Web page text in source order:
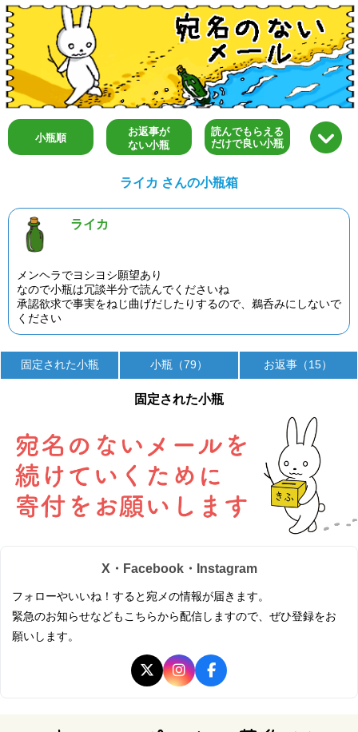
小瓶順
お返事が
ない小瓶
読んでもらえる
だけで良い小瓶
ライカ さんの小瓶箱
ライカ
メンヘラでヨシヨシ願望あり
なので小瓶は冗談半分で読んでくださいね
承認欲求で事実をねじ曲げだしたりするので、鵜呑みにしないで
ください
固定された小瓶 小瓶（79） お返事（15）
固定された小瓶
X・Facebook・Instagram
フォローやいいね！すると宛メの情報が届きます。
緊急のお知らせなどもこちらから配信しますので、ぜひ登録をお
願いします。